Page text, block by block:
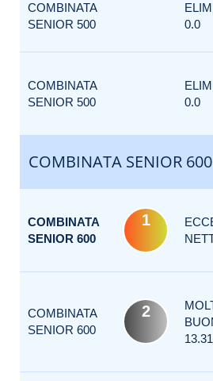
COMBINATA
SENIOR 500
0.0
COMBINATA
SENIOR 500
0.0
COMBINATA SENIOR 600
COMBINATA
SENIOR 600
1
COMBINATA
SENIOR 600
2
13.31